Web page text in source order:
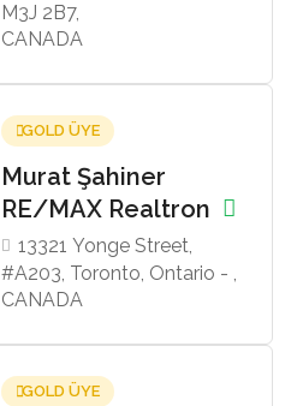
M3J 2B7,
CANADA
GOLD ÜYE
Murat Şahiner
RE/MAX Realtron
13321 Yonge Street,
#A203, Toronto, Ontario - ,
CANADA
GOLD ÜYE